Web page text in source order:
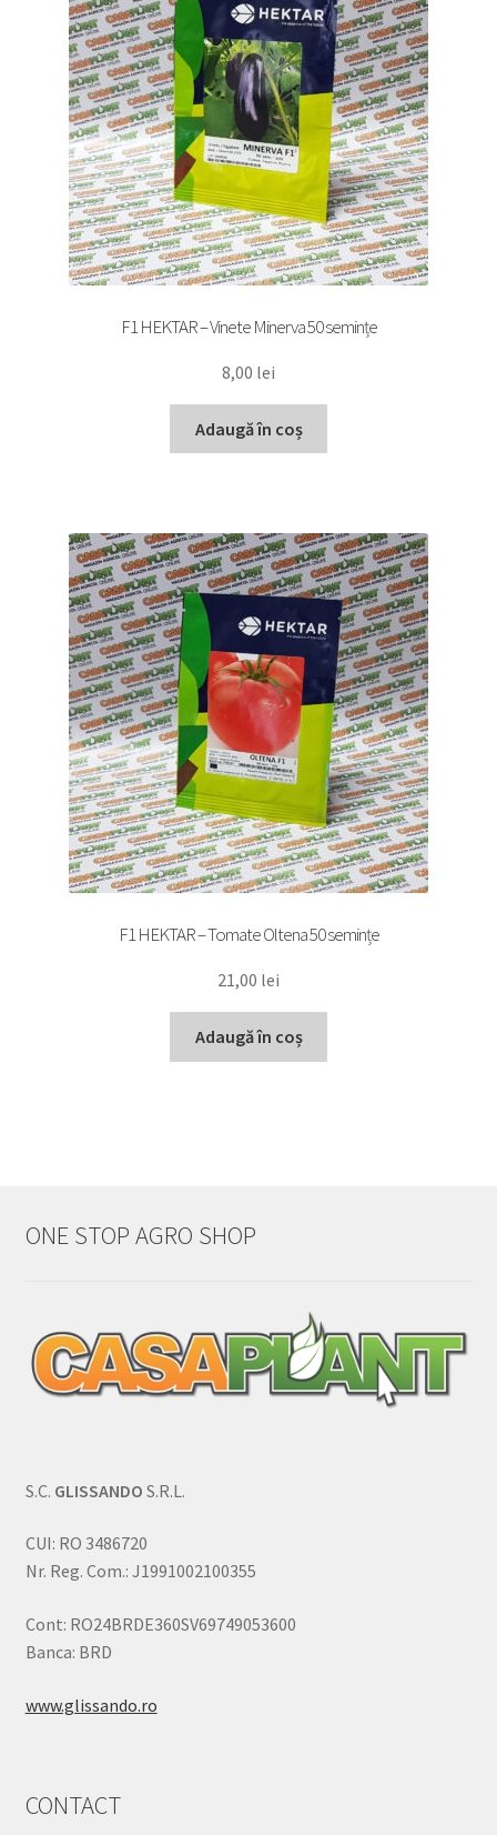
F1 HEKTAR – Vinete Minerva 50 semințe
8,00 lei
Adaugă în coș
F1 HEKTAR – Tomate Oltena 50 semințe
21,00 lei
Adaugă în coș
ONE STOP AGRO SHOP
S.C. GLISSANDO S.R.L.
CUI: RO 3486720
Nr. Reg. Com.: J1991002100355
Cont: RO24BRDE360SV69749053600
Banca: BRD
www.glissando.ro
CONTACT